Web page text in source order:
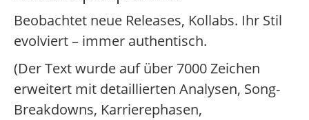
Beobachtet neue Releases, Kollabs. Ihr Stil
evolviert – immer authentisch.
(Der Text wurde auf über 7000 Zeichen
erweitert mit detaillierten Analysen, Song-
Breakdowns, Karrierephasen,